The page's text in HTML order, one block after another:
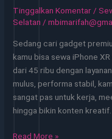
Nonton
Konser
–
Bisa
COD
Mulai
50k
Tinggalkan Komentar/
Selatan /
Sedang cari gadget
kamu bisa sewa iPhone
dari 45 ribu dengan
mulus, performa stabil,
sangat pas untuk kerja,
hingga bikin konten
Sewa
Read More »